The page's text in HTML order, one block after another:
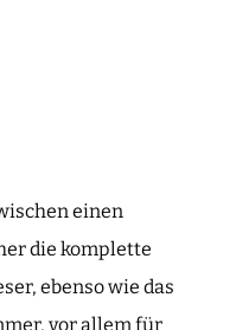
einen
die komplette
ebenso wie das
vor allem für